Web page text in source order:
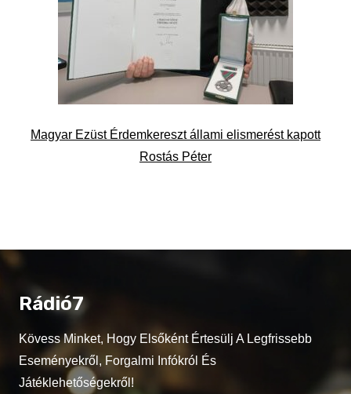
Magyar Ezüst Érdemkereszt állami elismerést kapott
Rostás Péter
Rádió7
Kövess Minket, Hogy Elsőként Értesülj A Legfrissebb
Eseményekről, Forgalmi Infókról És
Játéklehetőségekről!